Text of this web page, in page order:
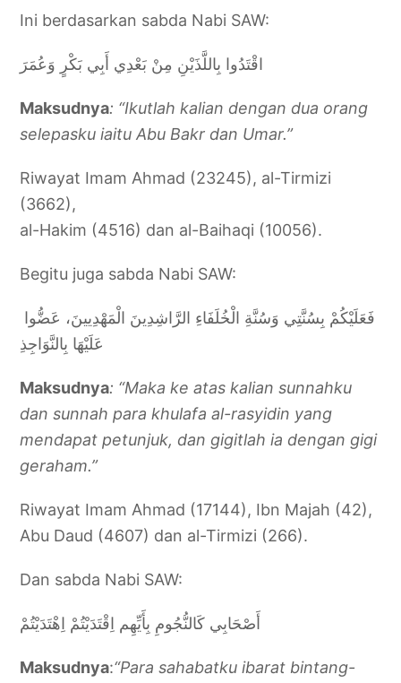
Ini berdasarkan sabda Nabi SAW:
اقْتَدُوا بِاللَّذَيْنِ مِنْ بَعْدِي أَبِي بَكْرٍ وَعُمَرَ
Maksudnya: “Ikutlah kalian dengan dua orang
selepasku iaitu Abu Bakr dan Umar.”
Riwayat Imam Ahmad (23245), al-Tirmizi
(3662),
al-Hakim (4516) dan al-Baihaqi (10056).
Begitu juga sabda Nabi SAW:
عَلَيْهَا بِالنَّوَاجِذِ
Maksudnya: “Maka ke atas kalian sunnahku
dan sunnah para khulafa al-rasyidin yang
mendapat petunjuk, dan gigitlah ia dengan gigi
geraham.”
Riwayat Imam Ahmad (17144), Ibn Majah (42),
Abu Daud (4607) dan al-Tirmizi (266).
Dan sabda Nabi SAW:
أَصْحَابِي كَالنُّجُومِ بِأَيِّهِم اِقْتَدَيْتُمْ اِهْتَدَيْتُمْ
Maksudnya:“Para sahabatku ibarat bintang-